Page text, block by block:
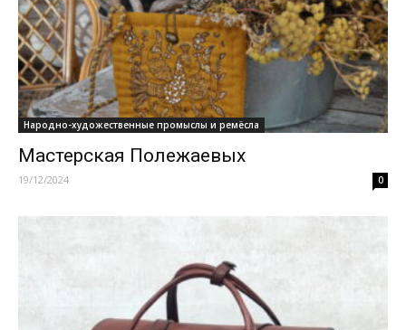
Народно-художественные промыслы и ремёсла
Мастерская Полежаевых
19/12/2024 0